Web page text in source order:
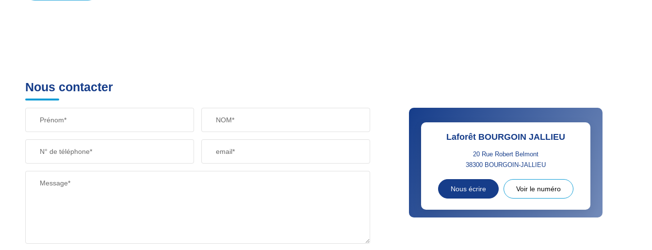
Nous contacter
Prénom* NOM*
N° de téléphone* email*
Message*
Laforêt BOURGOIN JALLIEU
20 Rue Robert Belmont
38300 BOURGOIN-JALLIEU
Nous écrire Voir le numéro